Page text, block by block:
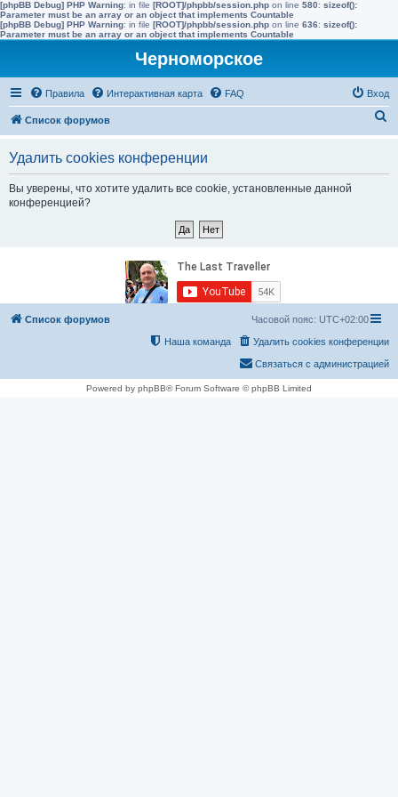
[phpBB Debug] PHP Warning: in file [ROOT]/phpbb/session.php on line 580: sizeof():
Parameter must be an array or an object that implements Countable
[phpBB Debug] PHP Warning: in file [ROOT]/phpbb/session.php on line 636: sizeof():
Parameter must be an array or an object that implements Countable
Черноморское
Правила Интерактивная карта FAQ Вход
Список форумов
Удалить cookies конференции
Вы уверены, что хотите удалить все cookie, установленные данной
конференцией?
Список форумов Часовой пояс: UTC+02:00
Удалить cookies конференции
Наша команда
Связаться с администрацией
Powered by phpBB® Forum Software © phpBB Limited